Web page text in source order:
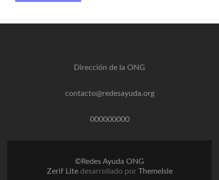
Dirección de la ONG
contacto@redesayuda.org
000000000
©Redes Ayuda ONG
Zerif Lite desarrollado por ThemeIsle